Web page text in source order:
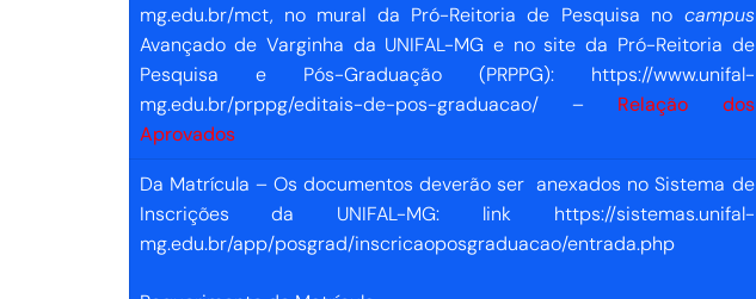
mg.edu.br/mct, no mural da Pró-Reitoria de Pesquisa no campus
Avançado de Varginha da UNIFAL-MG e no site da Pró-Reitoria de
Pesquisa e Pós-Graduação (PRPPG): https://www.unifal-
mg.edu.br/prppg/editais-de-pos-graduacao/– Relação dos
Aprovados
Da Matrícula – Os documentos deverão ser anexados no Sistema de
Inscrições da UNIFAL-MG: link https://sistemas.unifal-
mg.edu.br/app/posgrad/inscricaoposgraduacao/entrada.php